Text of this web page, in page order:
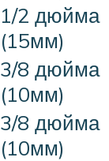
1/2 дюйма
(15мм)
3/8 дюйма
(10мм)
3/8 дюйма
(10мм)